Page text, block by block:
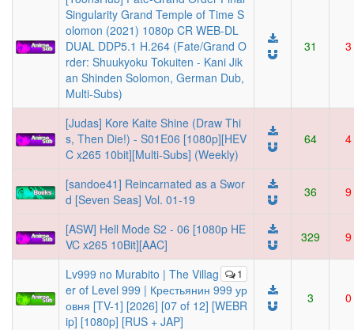
Singularity Grand Temple of Time S
olomon (2021) 1080p CR WEB-DL
DUAL DDP5.1 H.264 (Fate/Grand O
rder: Shuukyoku Tokuiten - Kani Jik
an Shinden Solomon, German Dub,
Multi-Subs)
31 3
[Judas] Kore Kaite Shine (Draw Thi
s, Then Die!) - S01E06 [1080p][HEV
C x265 10bit][Multi-Subs] (Weekly)
64 4
[sandoe41] Reincarnated as a Swor
d [Seven Seas] Vol. 01-19
36 9
[ASW] Hell Mode S2 - 06 [1080p HE
VC x265 10Bit][AAC]
329 9
1
Lv999 no Murabito | The Villag
er of Level 999 | Крестьянин 999 ур
овня [TV-1] [2026] [07 of 12] [WEBR
ip] [1080p] [RUS + JAP]
3 0